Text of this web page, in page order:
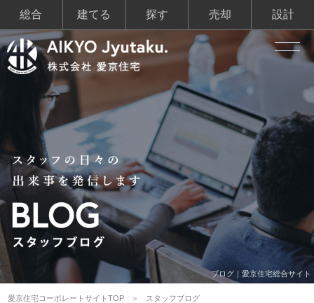
総合 建てる 探す 売却 設計
ブログ｜愛京住宅総合サイト
愛京住宅コーポレートサイトTOP スタッフブログ